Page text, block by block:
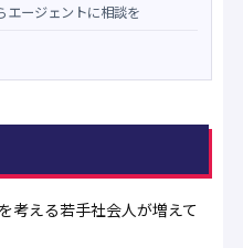
エージェントに相談を
考える若手社会人が増えて